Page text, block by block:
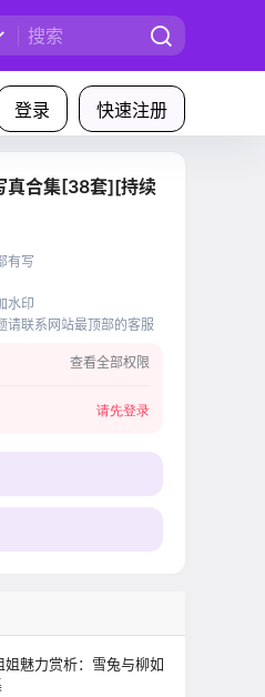
登录 快速注册
真合集[38套][持续
有写
水印
请联系网站最顶部的客服
查看全部权限
请先登录
魅力赏析：雪兔与柳如